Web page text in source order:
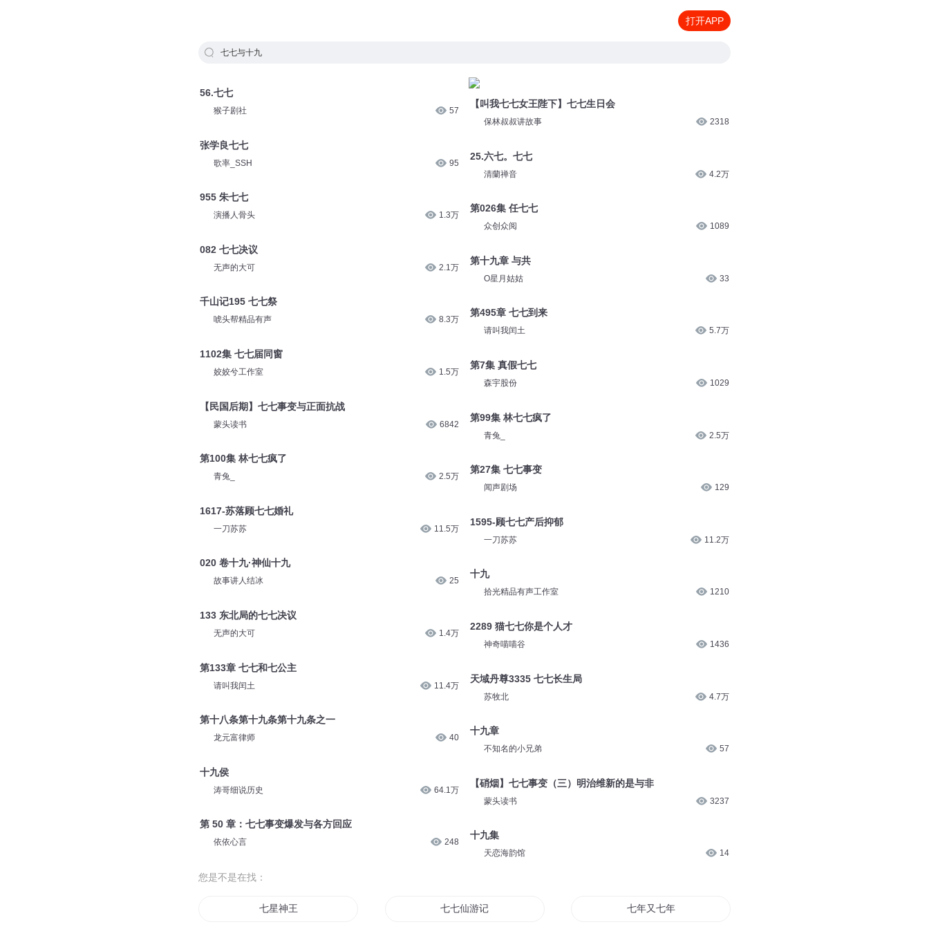
打开APP
七七与十九
56.七七
猴子剧社 57
张学良七七
歌率_SSH 95
955 朱七七
演播人骨头 1.3万
082 七七决议
无声的大可 2.1万
千山记195 七七祭
唬头帮精品有声 8.3万
1102集 七七届同窗
姣姣兮工作室 1.5万
【民国后期】七七事变与正面抗战
蒙头读书 6842
第100集 林七七疯了
青兔_ 2.5万
1617-苏落顾七七婚礼
一刀苏苏 11.5万
020 卷十九·神仙十九
故事讲人结冰 25
133 东北局的七七决议
无声的大可 1.4万
第133章 七七和七公主
请叫我闰土 11.4万
第十八条第十九条第十九条之一
龙元富律师 40
十九侯
涛哥细说历史 64.1万
第 50 章：七七事变爆发与各方回应
依依心言 248
【叫我七七女王陛下】七七生日会
保林叔叔讲故事 2318
25.六七。七七
清蘭禅音 4.2万
第026集 任七七
众创众阅 1089
第十九章 与共
O星月姑姑 33
第495章 七七到来
请叫我闰土 5.7万
第7集 真假七七
森宇股份 1029
第99集 林七七疯了
青兔_ 2.5万
第27集 七七事变
闻声剧场 129
1595-顾七七产后抑郁
一刀苏苏 11.2万
十九
拾光精品有声工作室 1210
2289 猫七七你是个人才
神奇喵喵谷 1436
天域丹尊3335 七七长生局
苏牧北 4.7万
十九章
不知名的小兄弟 57
【硝烟】七七事变（三）明治维新的是与非
蒙头读书 3237
十九集
天恋海韵馆 14
您是不是在找：
七星神王 七七仙游记 七年又七年